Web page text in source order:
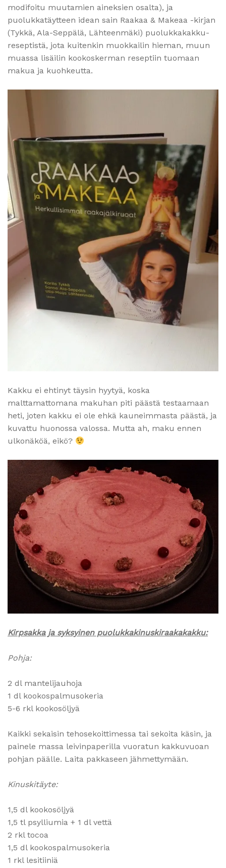
modifoitu muutamien aineksien osalta), ja
puolukkatäytteen idean sain Raakaa & Makeaa -kirjan
(Tykkä, Ala-Seppälä, Lähteenmäki) puolukkakakku-
reseptistä, jota kuitenkin muokkailin hieman, muun
muassa lisäilin kookoskerman reseptiin tuomaan
makua ja kuohkeutta.
Kakku ei ehtinyt täysin hyytyä, koska
malttamattomana makuhan piti päästä testaamaan
heti, joten kakku ei ole ehkä kauneimmasta päästä, ja
kuvattu huonossa valossa. Mutta ah, maku ennen
ulkonäköä, eikö?
Kirpsakka ja syksyinen puolukkakinuskiraakakakku:
Pohja:
2 dl mantelijauhoja
1 dl kookospalmusokeria
5-6 rkl kookosöljyä
Kaikki sekaisin tehosekoittimessa tai sekoita käsin, ja
painele massa leivinpaperilla vuoratun kakkuvuoan
pohjan päälle. Laita pakkaseen jähmettymään.
Kinuskitäyte:
1,5 dl kookosöljyä
1,5 tl psylliumia + 1 dl vettä
2 rkl tocoa
1,5 dl kookospalmusokeria
1 rkl lesitiiniä